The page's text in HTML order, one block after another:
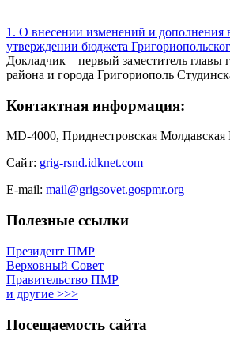
1. О внесении изменений и дополнения
утверждении бюджета
Докладчик – первый заместитель
района и города Григориополь
Контактная информация:
MD-4000, Приднестровская
Сайт: grig-rsnd.idknet.com
E-mail: mail@grigsovet.gospmr.org
Полезные ссылки
Президент ПМР
Верховный Совет
Правительство ПМР
и другие >>>
Посещаемость сайта